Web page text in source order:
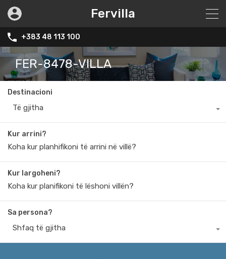
Fervilla
+383 48 113 100
FER-8478-VILLA
Destinacioni
Të gjitha
Kur arrini?
Kur largoheni?
Sa persona?
Shfaq të gjitha